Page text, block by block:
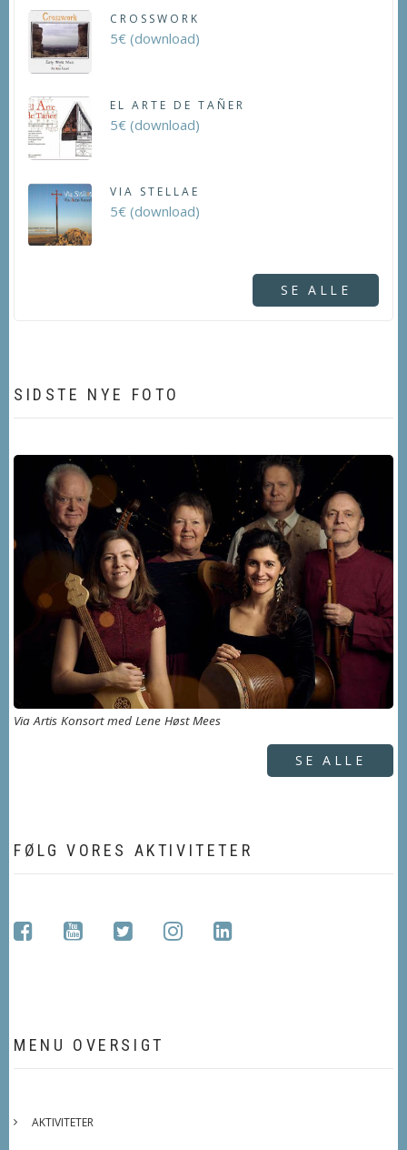
CROSSWORK
5€ (download)
EL ARTE DE TAÑER
5€ (download)
VIA STELLAE
5€ (download)
SE ALLE
SIDSTE NYE FOTO
Via Artis Konsort med Lene Høst Mees
SE ALLE
FØLG VORES AKTIVITETER
facebookyoutubetwitterinstagramlinkedin
MENU OVERSIGT
AKTIVITETER